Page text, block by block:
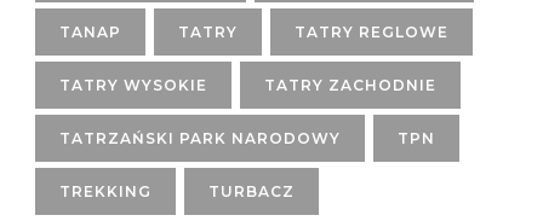
TANAP TATRY TATRY REGLOWE
TATRY WYSOKIE TATRY ZACHODNIE
TATRZAŃSKI PARK NARODOWY TPN
TREKKING TURBACZ